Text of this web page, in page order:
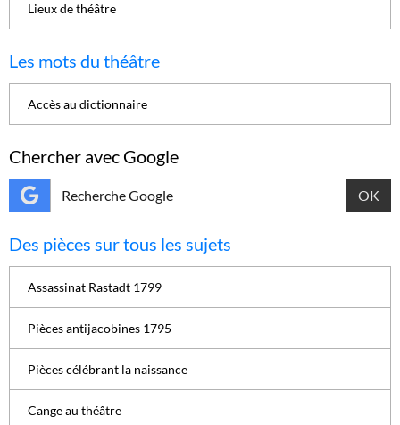
Lieux de théâtre
Les mots du théâtre
Accès au dictionnaire
Chercher avec Google
OK
Des pièces sur tous les sujets
Assassinat Rastadt 1799
Pièces antijacobines 1795
Pièces célébrant la naissance
Cange au théâtre